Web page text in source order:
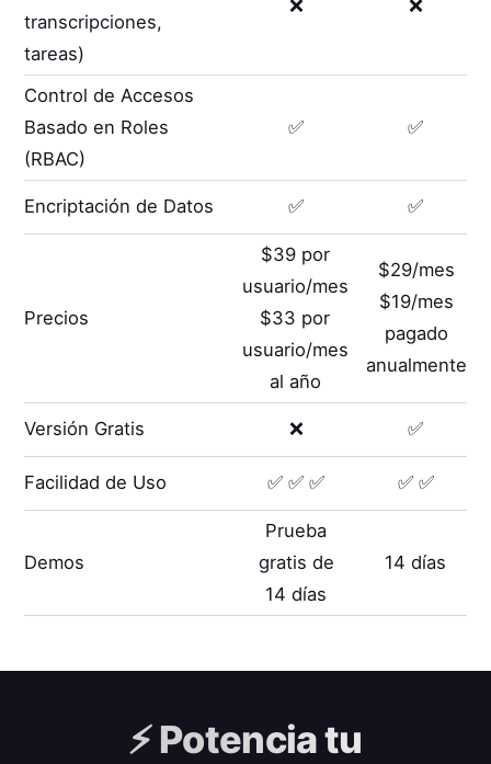
transcripciones,
tareas)
❌ ❌
Control de Accesos
Basado en Roles
(RBAC)
✅ ✅
Encriptación de Datos ✅ ✅
Precios
$39 por
usuario/mes
$33 por
usuario/mes
al año
$29/mes
$19/mes
pagado
anualmente
Versión Gratis ❌ ✅
Facilidad de Uso ✅ ✅ ✅ ✅ ✅
Demos
Prueba
gratis de
14 días
14 días
⚡️Potencia tu